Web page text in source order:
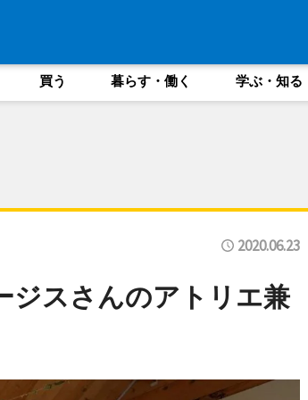
買う 暮らす・働く 学ぶ・知る
2020.06.23
ジスさんのアトリエ兼